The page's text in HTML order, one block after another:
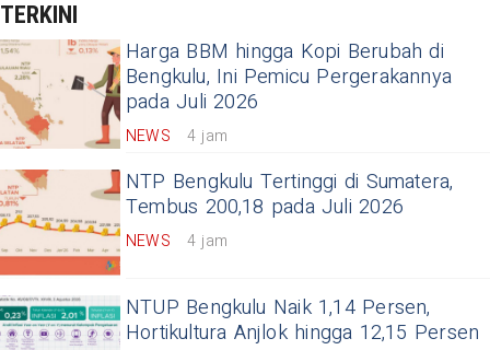
TERKINI
Harga BBM hingga Kopi Berubah di
Bengkulu, Ini Pemicu Pergerakannya
pada Juli 2026
NEWS 4 jam
NTP Bengkulu Tertinggi di Sumatera,
Tembus 200,18 pada Juli 2026
NEWS 4 jam
NTUP Bengkulu Naik 1,14 Persen,
Hortikultura Anjlok hingga 12,15 Persen